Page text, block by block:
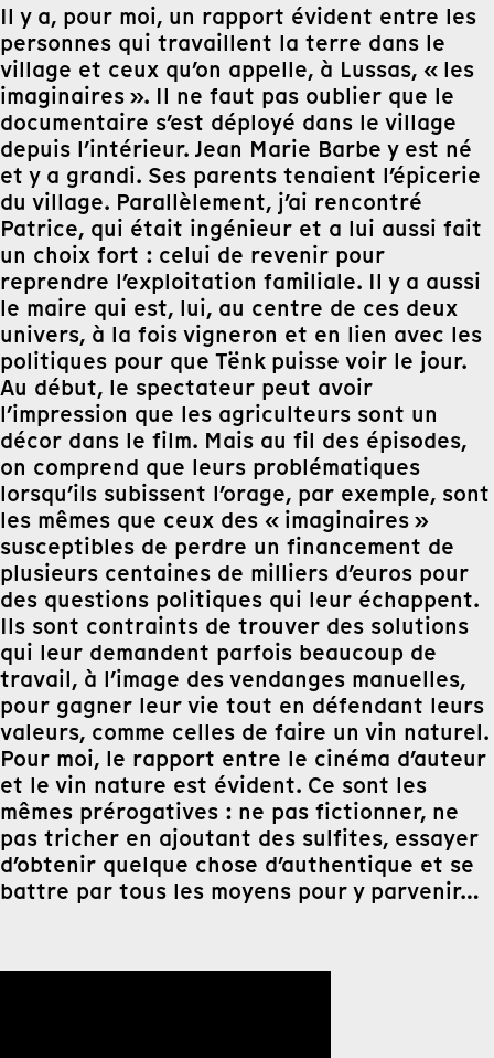
Il y a, pour moi, un rapport évident entre les
personnes qui travaillent la terre dans le
village et ceux qu’on appelle, à Lussas, « les
imaginaires ». Il ne faut pas oublier que le
documentaire s’est déployé dans le village
depuis l’intérieur. Jean Marie Barbe y est né
et y a grandi. Ses parents tenaient l’épicerie
du village. Parallèlement, j’ai rencontré
Patrice, qui était ingénieur et a lui aussi fait
un choix fort : celui de revenir pour
reprendre l’exploitation familiale. Il y a aussi
le maire qui est, lui, au centre de ces deux
univers, à la fois vigneron et en lien avec les
politiques pour que Tënk puisse voir le jour.
Au début, le spectateur peut avoir
l’impression que les agriculteurs sont un
décor dans le film. Mais au fil des épisodes,
on comprend que leurs problématiques
lorsqu’ils subissent l’orage, par exemple, sont
les mêmes que ceux des « imaginaires »
susceptibles de perdre un financement de
plusieurs centaines de milliers d’euros pour
des questions politiques qui leur échappent.
Ils sont contraints de trouver des solutions
qui leur demandent parfois beaucoup de
travail, à l’image des vendanges manuelles,
pour gagner leur vie tout en défendant leurs
valeurs, comme celles de faire un vin naturel.
Pour moi, le rapport entre le cinéma d’auteur
et le vin nature est évident. Ce sont les
mêmes prérogatives : ne pas fictionner, ne
pas tricher en ajoutant des sulfites, essayer
d’obtenir quelque chose d’authentique et se
battre par tous les moyens pour y parvenir…